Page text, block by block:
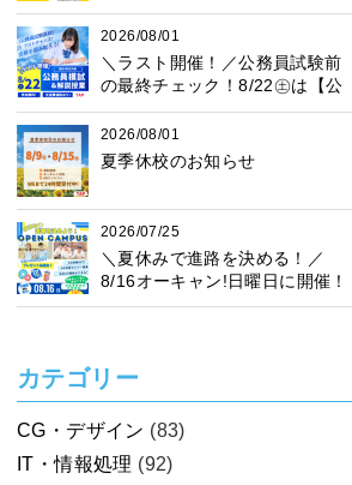
ー！
2026/08/01
＼ラスト開催！／公務員試験前
の最終チェック！8/22㊏は【公
務員模試】に参加しよう♪
2026/08/01
夏季休校のお知らせ
2026/07/25
＼夏休みで進路を決める！／
8/16オーキャン!日曜日に開催！
プレゼント抽選会も♪楽しく進路
カテゴリー
CG・デザイン (83)
IT・情報処理 (92)